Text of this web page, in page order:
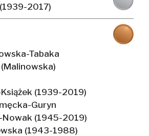
2017)
Tabaka
(1939-2019)
Guryn
Nowak (1945-2019)
(1943-1988)